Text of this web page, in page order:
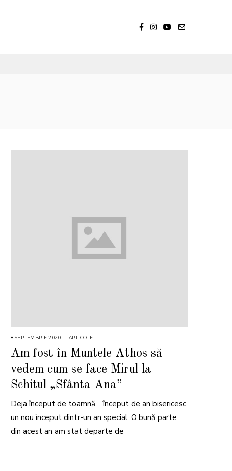
8 SEPTEMBRIE 2020 ARTICOLE
Am fost în Muntele Athos să
vedem cum se face Mirul la
Schitul „Sfânta Ana”
Deja început de toamnă… început de an bisericesc,
un nou început dintr-un an special. O bună parte
din acest an am stat departe de